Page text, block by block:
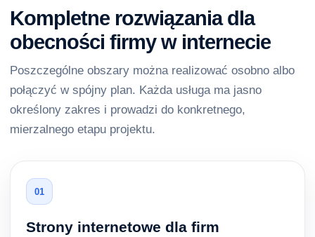
Kompletne rozwiązania dla
obecności firmy w internecie
Poszczególne obszary można realizować osobno albo
połączyć w spójny plan. Każda usługa ma jasno
określony zakres i prowadzi do konkretnego,
mierzalnego etapu projektu.
01
Strony internetowe dla firm